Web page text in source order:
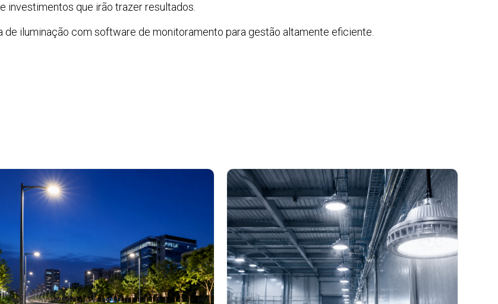
que irão trazer resultados.
iluminação com software de monitoramento para gestão altamente eficiente.